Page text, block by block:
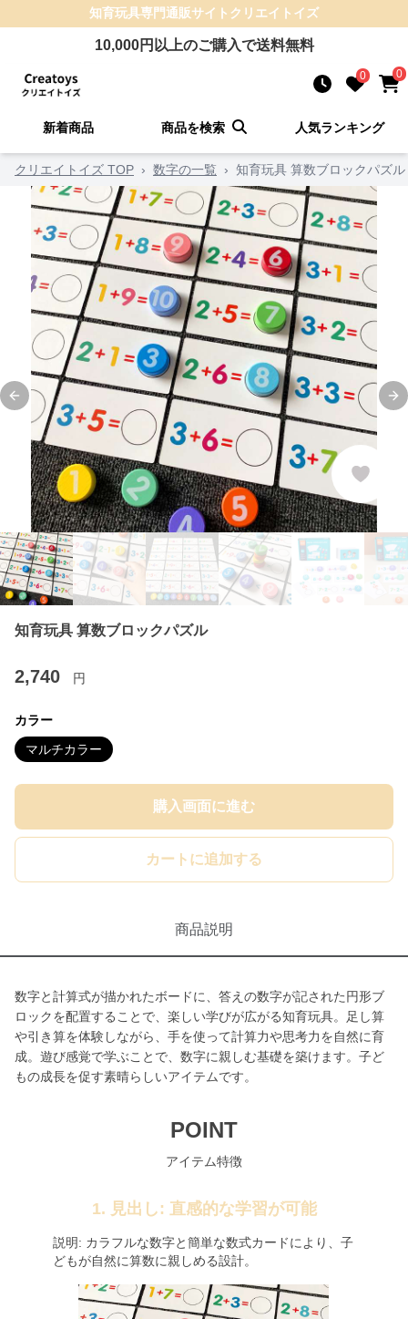
知育玩具専門通販サイト クリエイトイズ
10,000円以上のご購入で送料無料
0 0
新着商品 商品を検索 人気ランキング
クリエイトイズ TOP › 数字の一覧 › 知育玩具 算数ブロックパズル
Previous slide
知育玩具 算数ブロックパズル
2,740 円
カラー
マルチカラー
購入画面に進む
カートに追加する
商品説明
数字と計算式が描かれたボードに、答えの数字が記された円形ブ
ロックを配置することで、楽しい学びが広がる知育玩具。足し算
や引き算を体験しながら、手を使って計算力や思考力を自然に育
成。遊び感覚で学ぶことで、数字に親しむ基礎を築けます。子ど
もの成長を促す素晴らしいアイテムです。
POINT
アイテム特徴
1. 見出し: 直感的な学習が可能
説明: カラフルな数字と簡単な数式カードにより、子
どもが自然に算数に親しめる設計。